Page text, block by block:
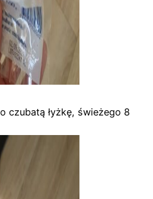
czubatą łyżkę, świeżego 8